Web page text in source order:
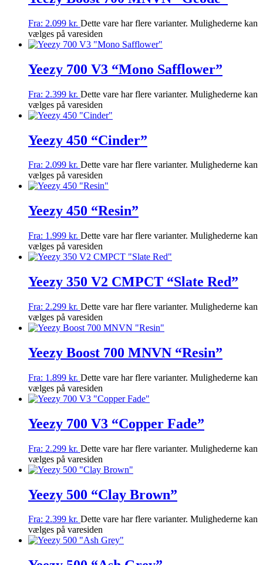
Fra: 2.099 kr. Dette vare har flere varianter. Mulighederne kan
vælges på varesiden
Yeezy 700 V3 “Mono Safflower”
Fra: 2.399 kr. Dette vare har flere varianter. Mulighederne kan
vælges på varesiden
Yeezy 450 “Cinder”
Fra: 2.099 kr. Dette vare har flere varianter. Mulighederne kan
vælges på varesiden
Yeezy 450 “Resin”
Fra: 1.999 kr. Dette vare har flere varianter. Mulighederne kan
vælges på varesiden
Yeezy 350 V2 CMPCT “Slate Red”
Fra: 2.299 kr. Dette vare har flere varianter. Mulighederne kan
vælges på varesiden
Yeezy Boost 700 MNVN “Resin”
Fra: 1.899 kr. Dette vare har flere varianter. Mulighederne kan
vælges på varesiden
Yeezy 700 V3 “Copper Fade”
Fra: 2.299 kr. Dette vare har flere varianter. Mulighederne kan
vælges på varesiden
Yeezy 500 “Clay Brown”
Fra: 2.399 kr. Dette vare har flere varianter. Mulighederne kan
vælges på varesiden